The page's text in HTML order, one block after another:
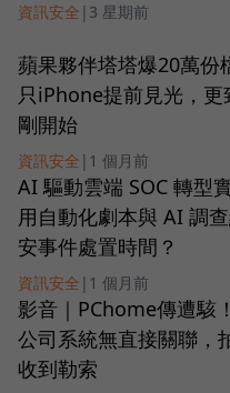
資訊安全 | 3 星期前
蘋果夥伴塔塔爆20萬份
只iPhone提前見光，
剛開始
資訊安全 | 1 個月前
AI 驅動雲端 SOC 轉型
用自動化劇本與 AI 調
安事件處置時間？
資訊安全 | 1 個月前
影音｜PChome傳遭駭
公司系統無直接關聯，
收到勒索